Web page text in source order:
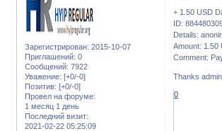
Зарегистрирован: 2015-10-07
Приглашений: 0
Сообщений: 7922
Уважение: [+0/-0]
Позитив: [+0/-0]
Провел на форуме:
1 месяц 1 день
Последний визит:
2021-02-22 05:25:09
+ 1.50 USD
ID:
Details:
Amount: 1.50
Comment:
Thanks
0